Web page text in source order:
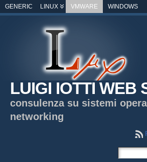
GENERIC LINUX VMWARE WINDOWS
LUIGI IOTTI WEB
consulenza su sistemi
networking